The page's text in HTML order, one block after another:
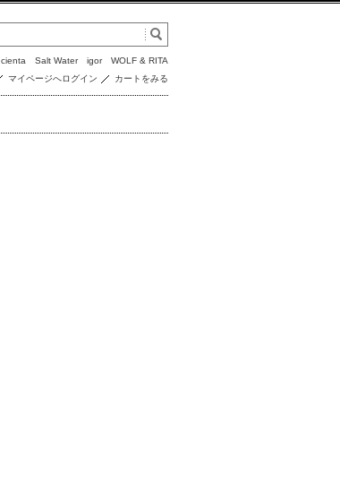
cienta Salt Water igor
WOLF & RITA
マイページへログイン
カートをみる